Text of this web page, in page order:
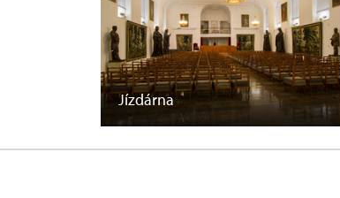
Jízdárna